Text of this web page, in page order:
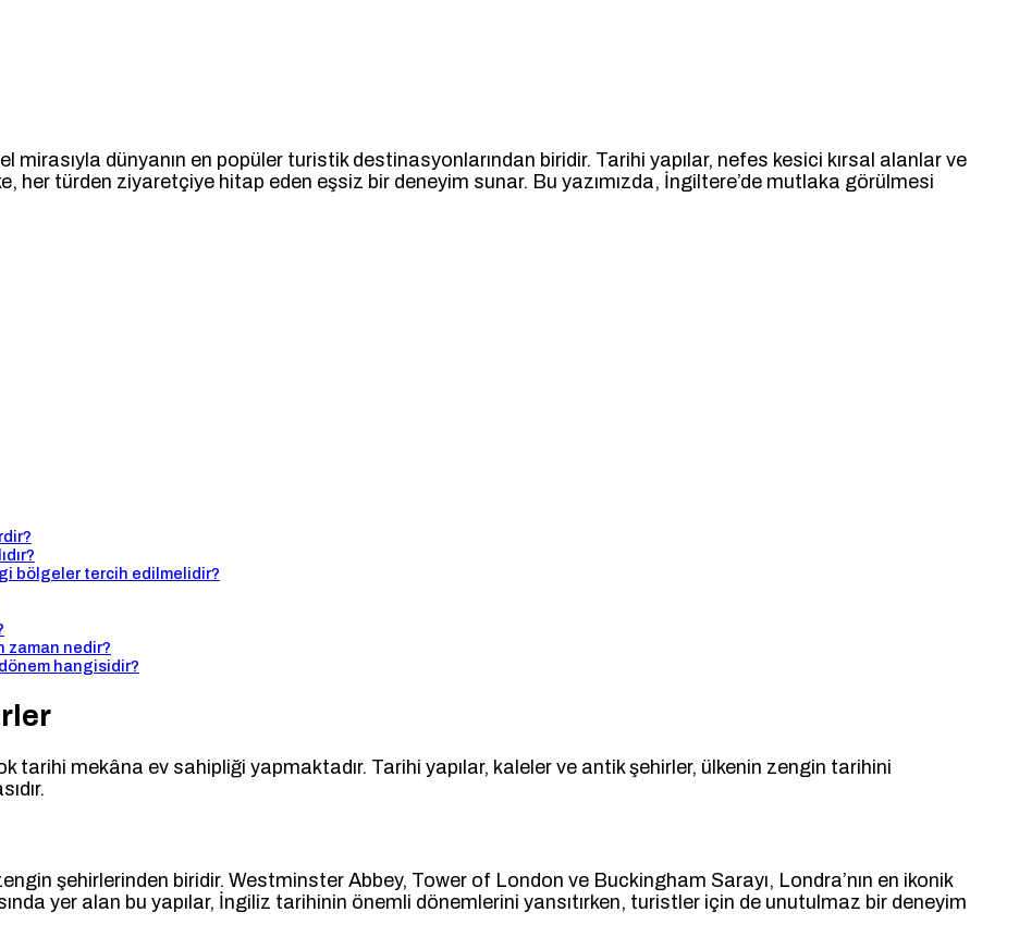
mirasıyla dünyanın en popüler turistik destinasyonlarından biridir. Tarihi yapılar, nefes kesici kırsal alanlar ve
her türden ziyaretçiye hitap eden eşsiz bir deneyim sunar. Bu yazımızda, İngiltere’de mutlaka görülmesi
bölgeler tercih edilmelidir?
zaman nedir?
hangisidir?
tarihi mekâna ev sahipliği yapmaktadır. Tarihi yapılar, kaleler ve antik şehirler, ülkenin zengin tarihini
şehirlerinden biridir. Westminster Abbey, Tower of London ve Buckingham Sarayı, Londra’nın en ikonik
yer alan bu yapılar, İngiliz tarihinin önemli dönemlerini yansıtırken, turistler için de unutulmaz bir deneyim